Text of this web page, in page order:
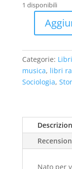
1 disponibili
vincere
(introvabile
1
ed.
usato
quantità
Categorie: Libri
musica, libri
Sociologia,
Nato per